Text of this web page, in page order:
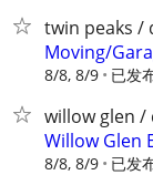
twin peaks /
Moving/
8/8, 8/9 已发
willow glen /
Willow Glen
8/8, 8/9 已发